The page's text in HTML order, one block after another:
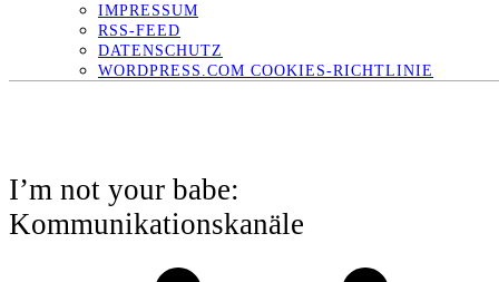
IMPRESSUM
RSS-FEED
DATENSCHUTZ
WORDPRESS.COM COOKIES-RICHTLINIE
I’m not your babe:
Kommunikationskanäle